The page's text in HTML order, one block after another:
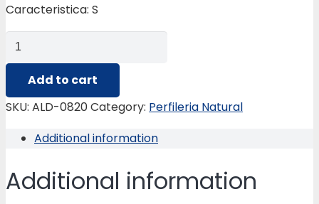
Caracteristica: S
ALD-
0820
CABEZAL
3C
quantity
Add to cart
SKU: ALD-0820Category: Perfileria Natural
Additional information
Additional information